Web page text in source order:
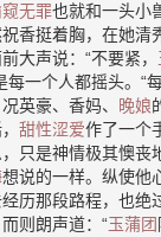
无罪也就和一头小
香挺着胸，在她清
大声说：“不要紧，
每一个人都摇头。“
英豪、香妈、 晚娘
，甜性涩爱作了一个
只是神情极其懊丧
想说的一样。纵使他
历那段路程，也绝
则朗声道：“玉蒲团